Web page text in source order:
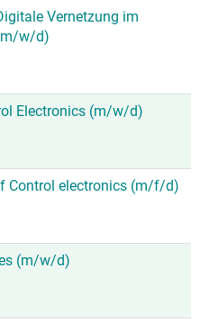
Vernetzung im
w/d)
Electronics (m/w/d)
Control electronics (m/f/d)
(m/w/d)